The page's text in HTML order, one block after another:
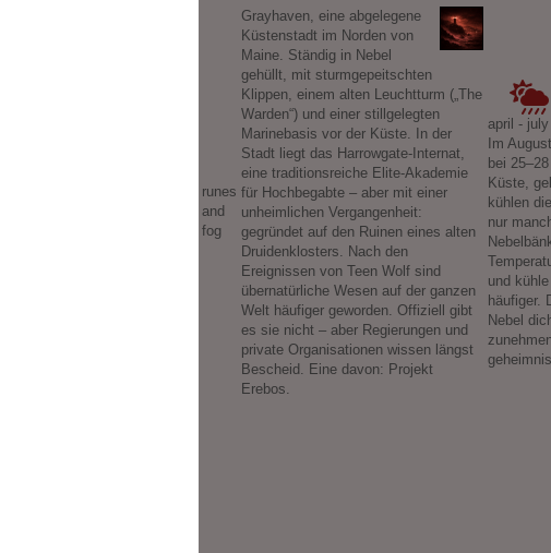
runes
and
fog
Grayhaven, eine abgelegene
Küstenstadt im Norden von
Maine. Ständig in Nebel
gehüllt, mit sturmgepeitschten
Klippen, einem alten Leuchtturm („The
Warden“) und einer stillgelegten
Marinebasis vor der Küste. In der
Stadt liegt das Harrowgate-Internat,
eine traditionsreiche Elite-Akademie
für Hochbegabte – aber mit einer
unheimlichen Vergangenheit:
gegründet auf den Ruinen eines alten
Druidenklosters. Nach den
Ereignissen von Teen Wolf sind
übernatürliche Wesen auf der ganzen
Welt häufiger geworden. Offiziell gibt
es sie nicht – aber Regierungen und
private Organisationen wissen längst
Bescheid. Eine davon: Projekt
Erebos.
april -
Im
bei
Küste,
kühlen
nur
und
häufiger.
Nebel